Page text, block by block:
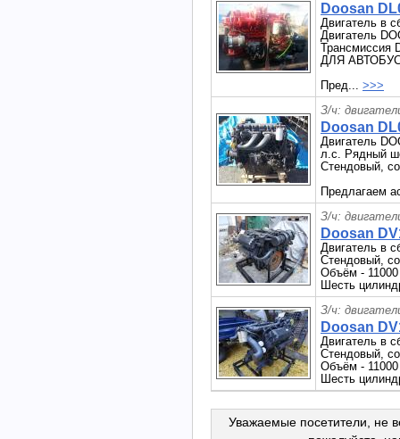
Doosan
Двигатель в
Двигатель
Трансмиссия
ДЛЯ
Пред... >>>
З/ч:
Doosan
Двигатель
л.с. Рядный
Стендовый,
Предлагаем
З/ч:
Doosan
Двигатель в
Стендовый,
Объём -
Шесть
З/ч:
Doosan
Двигатель в
Стендовый,
Объём -
Шесть
Уважаемые посетители, не